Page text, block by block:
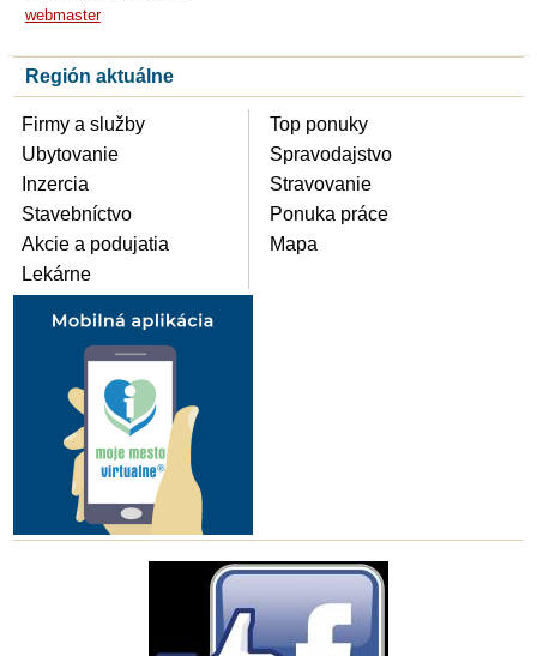
webmaster
Región aktuálne
Firmy a služby
Ubytovanie
Inzercia
Stavebníctvo
Akcie a podujatia
Lekárne
Top ponuky
Spravodajstvo
Stravovanie
Ponuka práce
Mapa